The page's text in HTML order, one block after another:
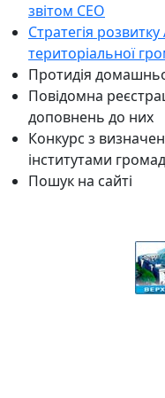
звітом СЕО
Стратегія розвитку
територіальної
Протидія
Повідомна
доповнень до них
Конкурс з
інститутами
Пошук на сайті